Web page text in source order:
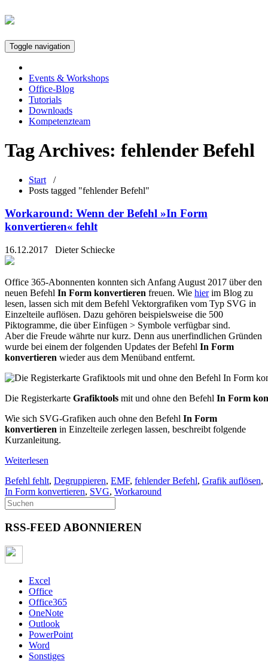
Toggle navigation
Events & Workshops
Office-Blog
Tutorials
Downloads
Kompetenzteam
Tag Archives: fehlender Befehl
Start /
Posts tagged "fehlender Befehl"
Workaround: Wenn der Befehl »In Form
konvertieren« fehlt
16.12.2017 Dieter Schiecke
Office 365-Abonnenten konnten sich Anfang August 2017 über den
neuen Befehl In Form konvertieren freuen. Wie hierim Blog zu
lesen, lassen sich mit dem Befehl Vektorgrafiken vom Typ SVG in
Einzelteile auflösen. Dazu gehören beispielsweise die 500
Piktogramme, die über Einfügen > Symbole verfügbar sind.
Aber die Freude währte nur kurz. Denn aus unerfindlichen Gründen
wurde bei einem der folgenden Updates der Befehl In Form
konvertieren wieder aus dem Menüband entfernt.
Die Registerkarte Grafiktools mit und ohne den Befehl In Form
Wie sich SVG-Grafiken auch ohne den Befehl In Form
konvertieren in Einzelteile zerlegen lassen, beschreibt folgende
Kurzanleitung.
Weiterlesen
Befehl fehlt, Degruppieren, EMF, fehlender Befehl, Grafik auflösen,
In Form konvertieren, SVG, Workaround
RSS-FEED ABONNIEREN
Excel
Office
Office365
OneNote
Outlook
PowerPoint
Word
Sonstiges